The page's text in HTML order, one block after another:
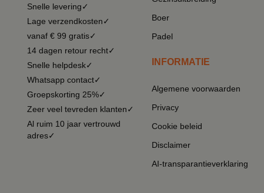
Snelle levering✓
Lage verzendkosten✓
vanaf € 99 gratis✓
14 dagen retour recht✓
Snelle helpdesk✓
Whatsapp contact✓
Groepskorting 25%✓
Zeer veel tevreden klanten✓
Al ruim 10 jaar vertrouwd
adres✓
Boer
Padel
INFORMATIE
Algemene voorwaarden
Privacy
Cookie beleid
Disclaimer
AI-transparantieverklaring